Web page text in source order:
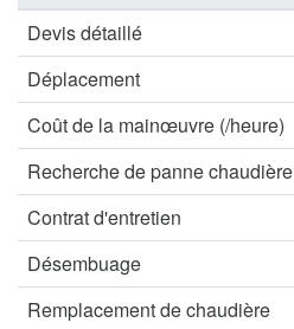
Devis détaillé
Déplacement
Coût de la mainœuvre (/heure)
Recherche de panne chaudière
Contrat d'entretien
Désembuage
Remplacement de chaudière